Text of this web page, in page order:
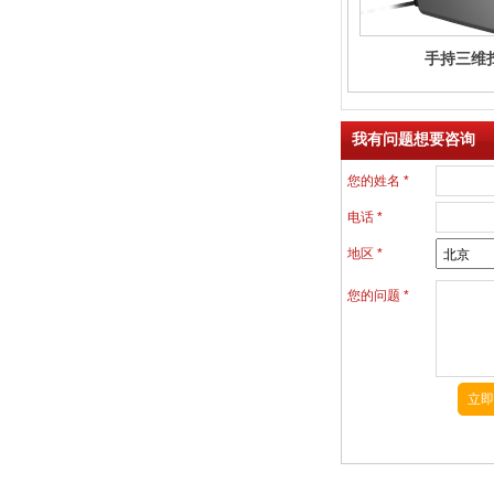
手持三维
我有问题想要咨询
您的姓名 *
电话 *
地区 *
您的问题 *